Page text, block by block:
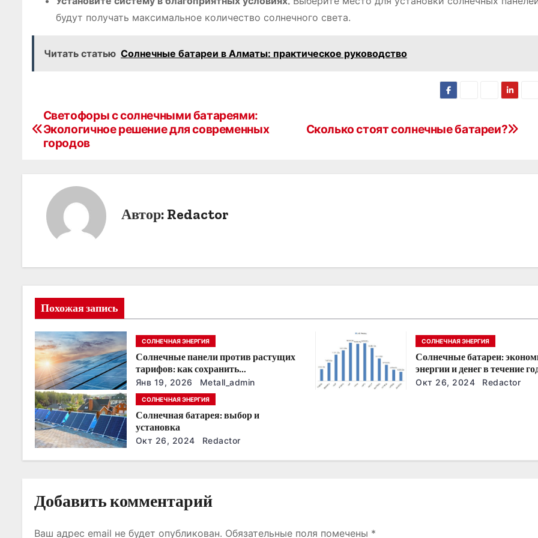
будут получать максимальное количество солнечного света.
Читать статью Солнечные батареи в Алматы: практическое руководство
Н
ц
я
п
о
з
а
п
и
я
м
Сколько стоят солнечные батареи?
Светофоры с солнечными батареями:
Экологичное решение для современных
городов
Автор: Redactor
Похожая запись
СОЛНЕЧНАЯ ЭНЕРГИЯ
Солнечные панели против растущих
тарифов: как сохранить
энергонезависимость в ближайшие
годы
Янв 19, 2026 Metall_admin
СОЛНЕЧНАЯ ЭНЕРГИЯ
Солнечные батареи:
энергии и денег в течение
Окт 26, 2024 Redactor
СОЛНЕЧНАЯ ЭНЕРГИЯ
Солнечная батарея: выбор и
установка
Окт 26, 2024 Redactor
Добавить комментарий
Ваш адрес email не будет опубликован. Обязательные поля помечены *